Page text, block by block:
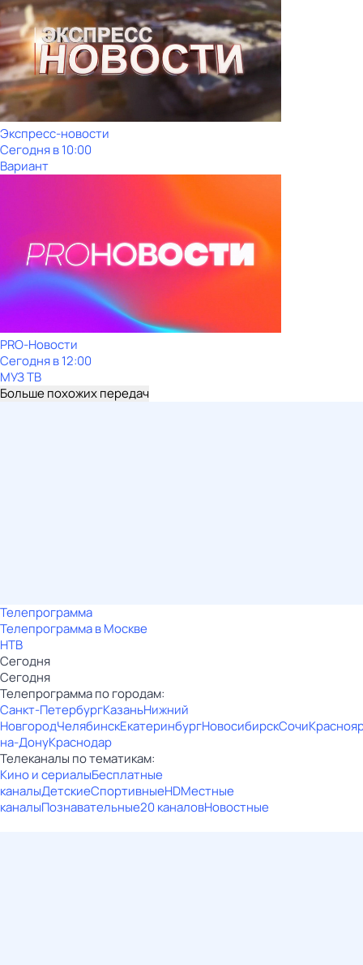
Экспресс-новости
Сегодня в 10:00
Вариант
PRO-Новости
Сегодня в 12:00
МУЗ ТВ
Больше похожих передач
Телепрограмма
Телепрограмма в Москве
НТВ
Сегодня
Сегодня
Телепрограмма по городам:
Санкт-ПетербургКазаньНижний
НовгородЧелябинскЕкатеринбургНовосибирскСочи
на-ДонуКраснодар
Телеканалы по тематикам:
Кино и сериалыБесплатные
каналыДетскиеСпортивныеHDМестные
каналыПознавательные20 каналовНовостные